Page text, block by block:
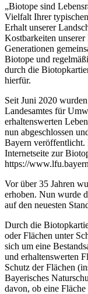
„Biotope sind
Vielfalt Ihrer
Erhalt unserer
Kostbarkeiten
Generationen
Biotope und
durch die
hierfür.
Seit Juni 2020
Landesamtes für
erhaltenswerten
nun abgeschlossen
Bayern veröffentlicht.
Internetseite zur
https://
Vor über 35 Jahren
erhoben. Nun wurde
auf den neuesten
Durch die
oder Flächen unter
sich um eine
und erhaltenswerten
Schutz der Flächen
Bayerisches
davon, ob eine